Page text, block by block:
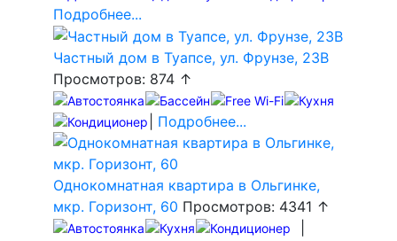
Подробнее...
Частный дом в Туапсе, ул. Фрунзе, 23В
Просмотров: 874 ↑
Подробнее...
Однокомнатная квартира в Ольгинке,
мкр. Горизонт, 60 Просмотров: 4341 ↑